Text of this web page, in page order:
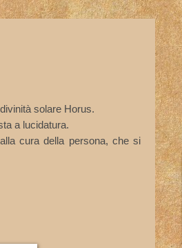
solare Horus.
a lucidatura.
cura della persona, che si